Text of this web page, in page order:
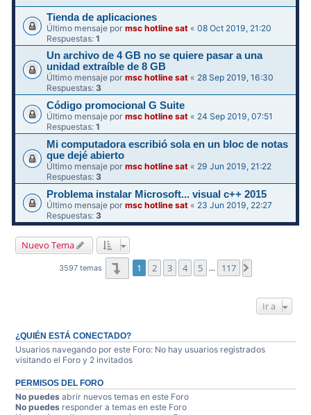
Tienda de aplicaciones
Último mensaje pormsc hotline sat «08 Oct 2019, 21:20
Respuestas:1
Un archivo de 4 GB no se quiere pasar a una
unidad extraíble de 8 GB
Último mensaje pormsc hotline sat « 28 Sep 2019, 16:30
Respuestas: 3
Código promocional G Suite
Último mensaje pormsc hotline sat « 24 Sep 2019, 07:51
Respuestas:1
Mi computadora escribió sola en un bloc de notas
que dejé abierto
Último mensaje pormsc hotline sat « 29 Jun 2019, 21:22
Respuestas: 3
Problema instalar Microsoft... visual c++ 2015
Último mensaje pormsc hotline sat « 23 Jun 2019, 22:27
Respuestas:3
Nuevo Tema
3597 temas Página1 de 117
1 2 3 4 5 … 117
Ir a
¿QUIÉN ESTÁ CONECTADO?
Usuarios navegando por este Foro: No hay usuarios registrados
visitando el Foro y 2 invitados
PERMISOS DEL FORO
No puedes abrir nuevos temas en este Foro
No puedes responder a temas en este Foro